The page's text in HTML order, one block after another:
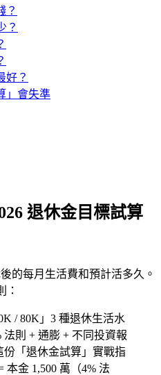
？
？
好？
」會失準
退休金目標試算
的每月生活費和預計活多久 。
：
/ 80K」3 種退休生活水
則 + 通膨 + 不同投資報
份「退休金試算」實戰指
本金 1,500 萬（4% 法